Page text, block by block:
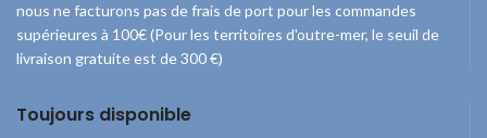
nous ne facturons pas de frais de port pour les commandes
supérieures à 100€ (Pour les territoires d'outre-mer, le seuil de
livraison gratuite est de 300 €)
Toujours disponible